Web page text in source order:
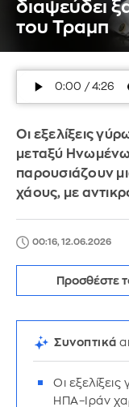
διαψεύδει
του Τραμπ
Οι εξελίξεις
μεταξύ
παρουσιάζουν
χάους, με
00:16, 12.06.2026
Προσθέστε
Συνοπτικά
Οι
ΗΠΑ–Ιράν